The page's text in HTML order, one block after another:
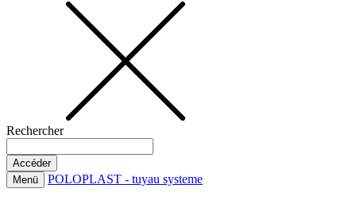
Rechercher
Menü POLOPLAST - tuyau systeme